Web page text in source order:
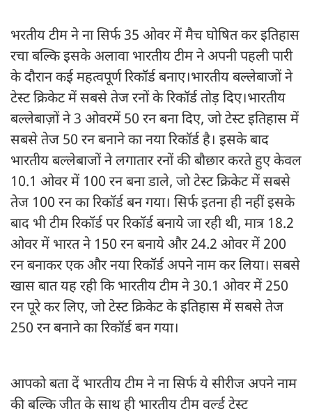
भरतीय टीम ने ना सिर्फ 35 ओवर में मैच घोषित कर इतिहास
रचा बल्कि इसके अलावा भारतीय टीम ने अपनी पहली पारी
के दौरान कई महत्वपूर्ण रिकॉर्ड बनाए।भारतीय बल्लेबाजों ने
टेस्ट क्रिकेट में सबसे तेज रनों के रिकॉर्ड तोड़ दिए।भारतीय
बल्लेबाज़ों ने 3 ओवरमें 50 रन बना दिए, जो टेस्ट इतिहास में
सबसे तेज 50 रन बनाने का नया रिकॉर्ड है। इसके बाद
भारतीय बल्लेबाजों ने लगातार रनों की बौछार करते हुए केवल
10.1 ओवर में 100 रन बना डाले, जो टेस्ट क्रिकेट में सबसे
तेज 100 रन का रिकॉर्ड बन गया। सिर्फ इतना ही नहीं इसके
बाद भी टीम रिकॉर्ड पर रिकॉर्ड बनाये जा रही थी, मात्र 18.2
ओवर में भारत ने 150 रन बनाये और 24.2 ओवर में 200
रन बनाकर एक और नया रिकॉर्ड अपने नाम कर लिया। सबसे
खास बात यह रही कि भारतीय टीम ने 30.1 ओवर में 250
रन पूरे कर लिए, जो टेस्ट क्रिकेट के इतिहास में सबसे तेज
250 रन बनाने का रिकॉर्ड बन गया।
आपको बता दें भारतीय टीम ने ना सिर्फ ये सीरीज अपने नाम
की बल्कि जीत के साथ ही भारतीय टीम वर्ल्ड टेस्ट